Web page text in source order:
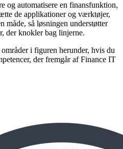
og automatisere en finansfunktion,
de applikationer og værktøjer,
måde, så løsningen understøtter
der knokler bag linjerne.
i figuren herunder, hvis du
der fremgår af Finance IT